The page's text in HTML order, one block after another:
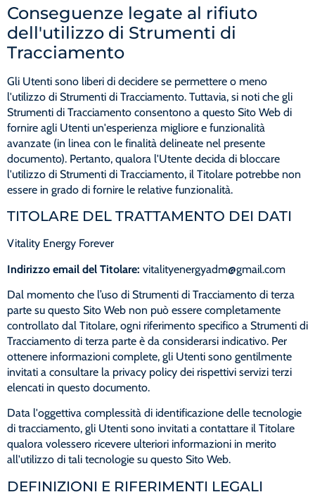
Conseguenze legate al rifiuto
dell'utilizzo di Strumenti di
Tracciamento
Gli Utenti sono liberi di decidere se permettere o meno
l'utilizzo di Strumenti di Tracciamento. Tuttavia, si noti che gli
Strumenti di Tracciamento consentono a questo Sito Web di
fornire agli Utenti un'esperienza migliore e funzionalità
avanzate (in linea con le finalità delineate nel presente
documento). Pertanto, qualora l'Utente decida di bloccare
l'utilizzo di Strumenti di Tracciamento, il Titolare potrebbe non
essere in grado di fornire le relative funzionalità.
TITOLARE DEL TRATTAMENTO DEI DATI
Vitality Energy Forever
Indirizzo email del Titolare: vitalityenergyadm@gmail.com
Dal momento che l’uso di Strumenti di Tracciamento di terza
parte su questo Sito Web non può essere completamente
controllato dal Titolare, ogni riferimento specifico a Strumenti di
Tracciamento di terza parte è da considerarsi indicativo. Per
ottenere informazioni complete, gli Utenti sono gentilmente
invitati a consultare la privacy policy dei rispettivi servizi terzi
elencati in questo documento.
Data l'oggettiva complessità di identificazione delle tecnologie
di tracciamento, gli Utenti sono invitati a contattare il Titolare
qualora volessero ricevere ulteriori informazioni in merito
all'utilizzo di tali tecnologie su questo Sito Web.
DEFINIZIONI E RIFERIMENTI LEGALI